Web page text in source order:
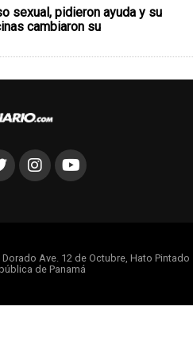
sexual, pidieron ayuda y su
cambiaron su
Ave. 12 de Octubre, Hato Pintado
de Panamá